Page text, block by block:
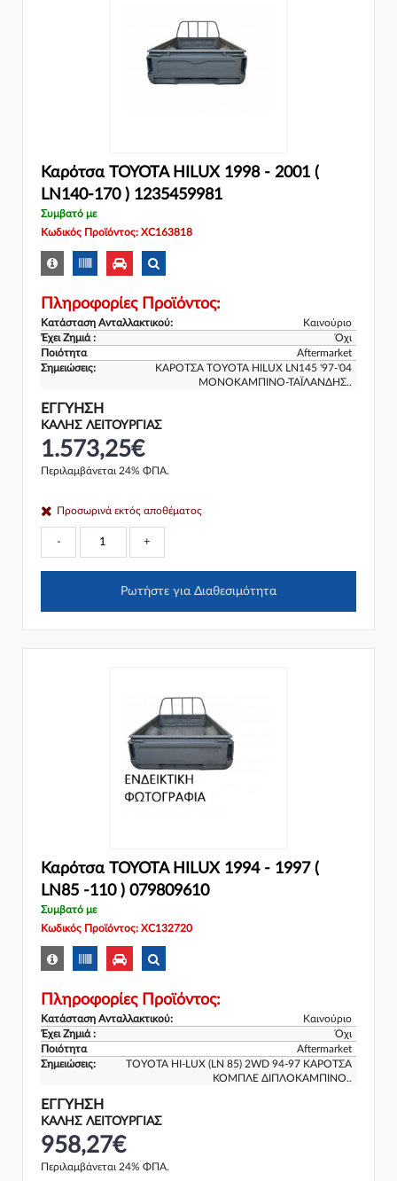
Καρότσα TOYOTA HILUX 1998 - 2001 (
LN140-170 ) 1235459981
Συμβατό με
Κωδικός Προϊόντος: XC163818
Πληροφορίες Προϊόντος:
Κατάσταση Ανταλλακτικού:
Καινούριο
Έχει Ζημιά :
Όχι
Ποιότητα
Aftermarket
Σημειώσεις:
ΚΑΡΟΤΣΑ TOYOTA HILUX LN145 '97-'04
ΜΟΝΟΚΑΜΠΙΝΟ-ΤΑΪΛΑΝΔΗΣ..
ΕΓΓΎΗΣΗ
ΚΑΛΗΣ ΛΕΙΤΟΥΡΓΙΑΣ
1.573,25€
Περιλαμβάνεται 24% ΦΠΑ.
Προσωρινά εκτός αποθέματος
- +
Ρωτήστε για Διαθεσιμότητα
Καρότσα TOYOTA HILUX 1994 - 1997 (
LN85 -110 ) 079809610
Συμβατό με
Κωδικός Προϊόντος: XC132720
Πληροφορίες Προϊόντος:
Κατάσταση Ανταλλακτικού:
Καινούριο
Έχει Ζημιά :
Όχι
Ποιότητα
Aftermarket
Σημειώσεις:
TOYOTA HI-LUX (LN 85) 2WD 94-97 ΚΑΡΟΤΣΑ
ΚΟΜΠΛΕ ΔΙΠΛΟΚΑΜΠΙΝΟ..
ΕΓΓΎΗΣΗ
ΚΑΛΗΣ ΛΕΙΤΟΥΡΓΙΑΣ
958,27€
Περιλαμβάνεται 24% ΦΠΑ.